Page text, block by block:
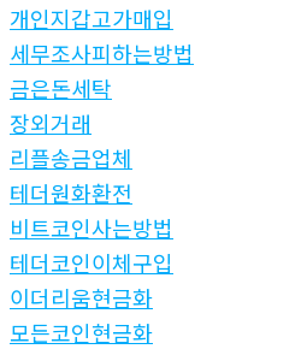
개인지갑고가매입
세무조사피하는방법
금은돈세탁
장외거래
리플송금업체
테더원화환전
비트코인사는방법
테더코인이체구입
이더리움현금화
모든코인현금화